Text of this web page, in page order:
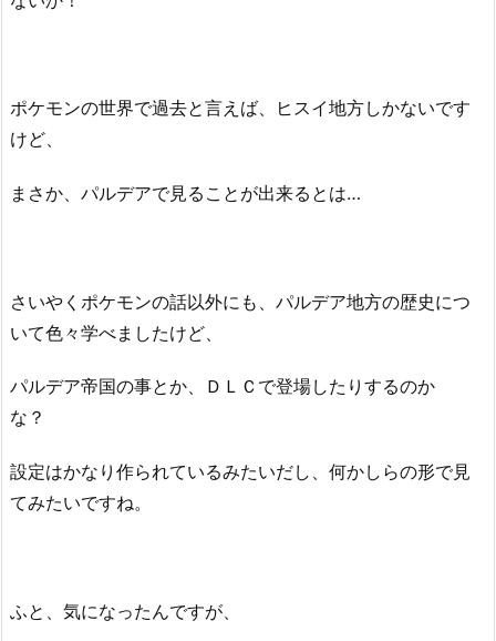
ポケモンの世界で過去と言えば、ヒスイ地方しかないです
けど、
まさか、パルデアで見ることが出来るとは…
さいやくポケモンの話以外にも、パルデア地方の歴史につ
いて色々学べましたけど、
パルデア帝国の事とか、ＤＬＣで登場したりするのか
な？
設定はかなり作られているみたいだし、何かしらの形で見
てみたいですね。
ふと、気になったんですが、